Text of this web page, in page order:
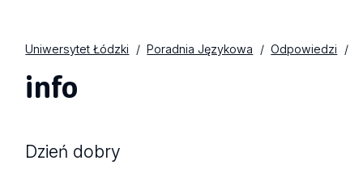
Uniwersytet Łódzki Poradnia Językowa Odpowiedzi
info
Dzień dobry